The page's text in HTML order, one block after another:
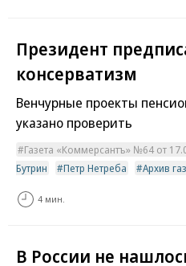
Президент
консерватизм
Венчурные проекты
указано проверить
Газета «Коммерсантъ» №64 от
Бутрин
Петр Нетреба Архив
4 мин.
В России не